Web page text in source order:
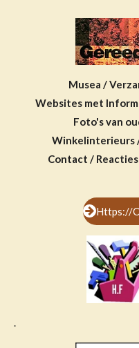
Musea /
Websites met
Foto's van
Winkelinterieurs
Contact /
Https://
.